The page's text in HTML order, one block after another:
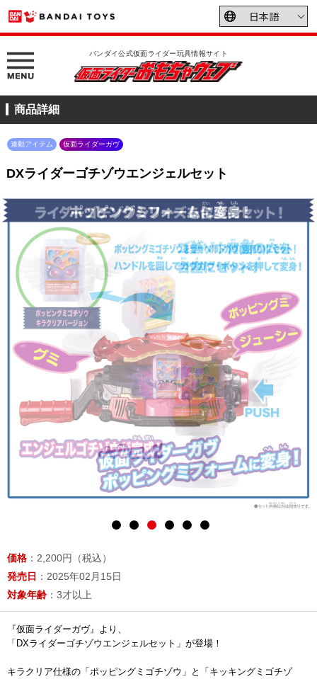
バンダイ公式仮面ライダー玩具情報サイト
商品詳細
連動アイテム 仮面ライダーガヴ
DXライダーゴチゾウエンジェルセット
価格 ：2,200円（税込）
発売日 ：2025年02月15日
対象年齢 ：3才以上
『仮面ライダーガヴ』より、
「DXライダーゴチゾウエンジェルセット」が登場！
キラクリア仕様の「ポッピングミゴチゾウ」と「キッキングミゴチゾ